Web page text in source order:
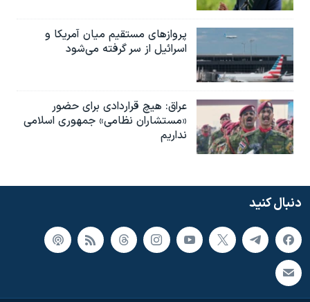
پروازهای مستقیم میان آمریکا و
اسرائیل از سر گرفته می‌شود
عراق: هیچ قراردادی برای حضور
«مستشاران نظامی» جمهوری اسلامی
نداریم
دنبال کنید